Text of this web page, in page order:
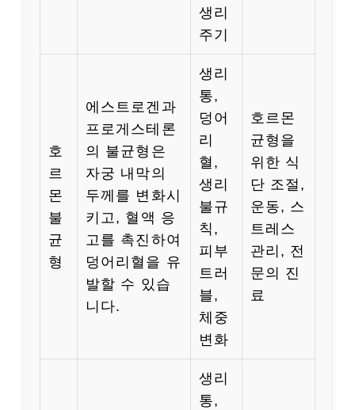
생리
주기
호
르
몬
불
균
형
에스트로겐과
프로게스테론
의 불균형은
자궁 내막의
두께를 변화시
키고, 혈액 응
고를 촉진하여
덩어리혈을 유
발할 수 있습
니다.
생리
통,
덩어
리
혈,
생리
불규
칙,
피부
트러
블,
체중
변화
호르몬
균형을
위한 식
단 조절,
운동, 스
트레스
관리, 전
문의 진
료
생리
통,